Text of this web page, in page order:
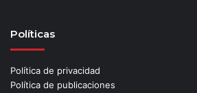
Políticas
Política de privacidad
Política de publicaciones